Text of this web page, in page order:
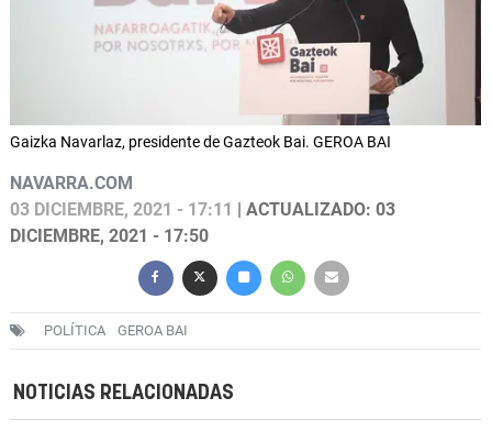
Gaizka Navarlaz, presidente de Gazteok Bai. GEROA BAI
NAVARRA.COM
03 DICIEMBRE, 2021 - 17:11
| ACTUALIZADO: 03
DICIEMBRE, 2021 - 17:50
POLÍTICA GEROA BAI
NOTICIAS RELACIONADAS